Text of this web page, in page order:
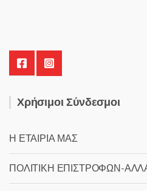
Χρήσιμοι Σύνδεσμοι
Η ΕΤΑΙΡΙΑ ΜΑΣ
ΠΟΛΙΤΙΚΗ ΕΠΙΣΤΡΟΦΩΝ-